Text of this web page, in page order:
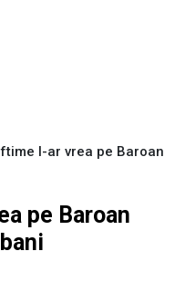
l-ar vrea pe Baroan
pe Baroan